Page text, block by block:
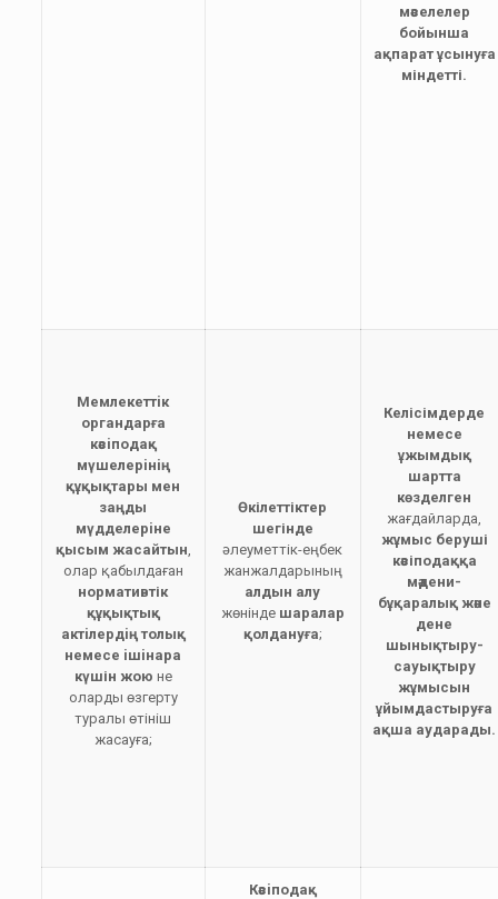
мәселелер
бойынша
ақпарат ұсынуға
міндетті.
Мемлекеттiк
органдарға
кәсiподақ
мүшелерiнiң
құқықтары мен
заңды
мүдделерiне
қысым жасайтын,
олар қабылдаған
нормативтік
құқықтық
актiлердiң толық
немесе iшiнара
күшін жою не
оларды өзгерту
туралы өтiнiш
жасауға;
Өкілеттіктер
шегінде
әлеуметтік-еңбек
жанжалдарының
алдын алу
жөнінде шаралар
қолдануға;
Келісімдерде
немесе
ұжымдық
шартта
көзделген
жағдайларда,
жұмыс беруші
кәсіподаққа
мәдени-
бұқаралық және
дене
шынықтыру-
сауықтыру
жұмысын
ұйымдастыруға
ақша аударады.
Кәсiподақ